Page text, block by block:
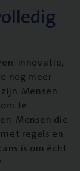
innovatie,
nog meer
Mensen
te
Mensen die
regels en
is om écht